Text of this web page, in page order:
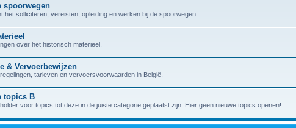
spoorwegen
het solliciteren, vereisten, opleiding en werken bij de spoorwegen.
over het historisch materieel.
& Vervoerbewijzen
tarieven en vervoersvoorwaarden in België.
topics B
voor topics tot deze in de juiste categorie geplaatst zijn. Hier geen nieuwe topics openen!